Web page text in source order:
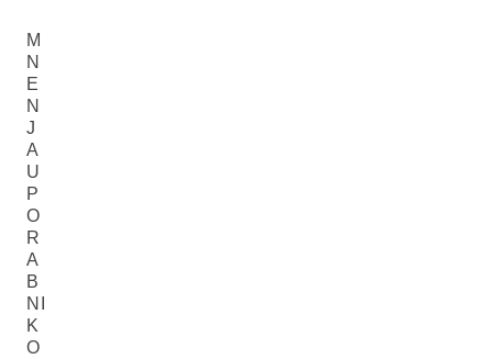
M
N
E
N
J
A
U
P
O
R
A
B
NI
K
O